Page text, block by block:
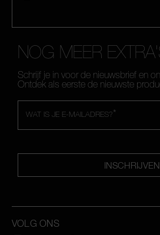
NOG MEER
Schrijf je in voor de nieuwsbrief en
Ontdek als eerste de nieuwste
*
WAT IS JE E-MAILADRES?
INSCHRIJVEN
VOLG ONS